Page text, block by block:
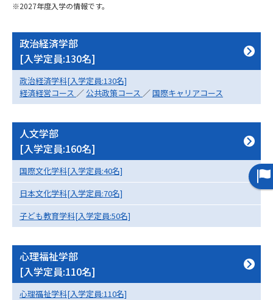
専門学校の資料請求
留学・進学関連、塾・予備校
大学入学共通テスト「受験上の
配慮案内」の請求
高等学校（情報）教員資格認定
試験
大学研究
新増設大学・学部・学科特集
国際・グローバルに強い大学特
※2027年度入学の情報です。
政治経済学部
[入学定員:130名]
政治経済学科[入学定員:130名]
経済経営コース ／ 公共政策コース ／国際キャリアコース
人文学部
[入学定員:160名]
国際文化学科[入学定員:40名]
日本文化学科[入学定員:70名]
子ども教育学科[入学定員:50名]
心理福祉学部
[入学定員:110名]
心理福祉学科[入学定員:110名]